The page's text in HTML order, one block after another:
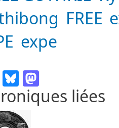
FREE
expe
EmailBluesky
liées